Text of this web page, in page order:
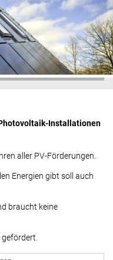
Installationen
aller PV-Förderungen.
Energien gibt soll auch
braucht keine